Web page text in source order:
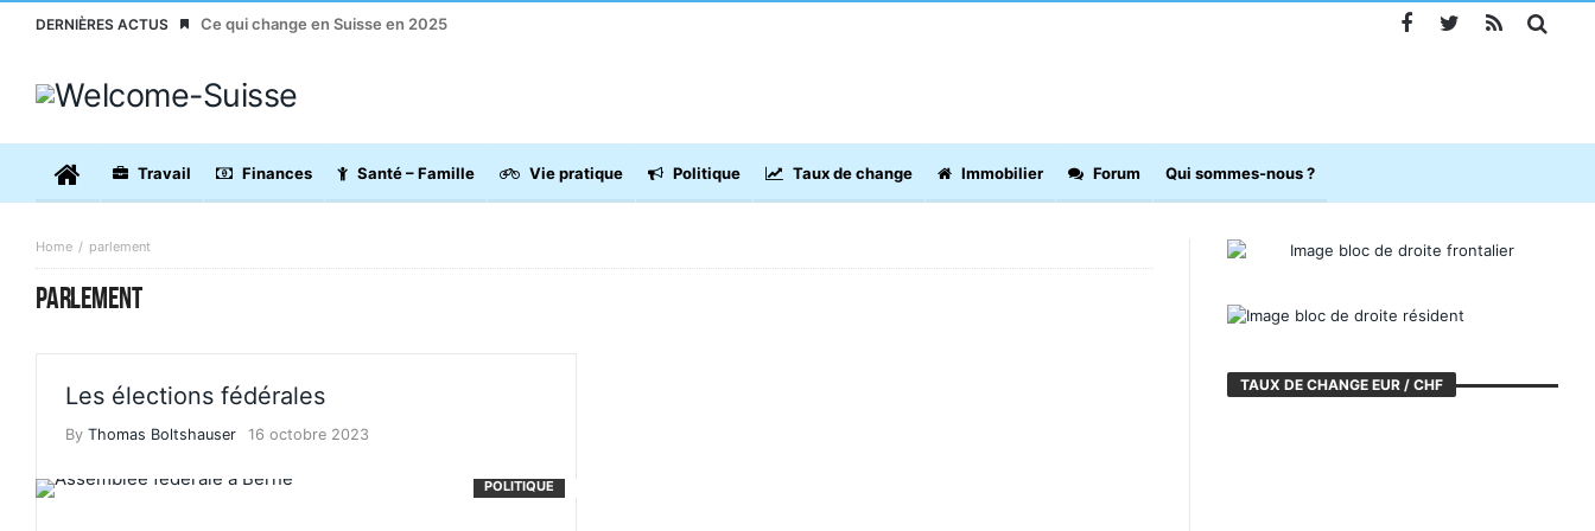
DERNIÈRES ACTUS Ce qui change en Suisse en 2025
Travail Finances Santé – Famille Vie pratique Politique Taux de change Immobilier Forum Qui sommes-nous ?
Home parlement
PARLEMENT
Les élections fédérales
By Thomas Boltshauser 16 octobre 2023
POLITIQUE
TAUX DE CHANGE EUR / CHF